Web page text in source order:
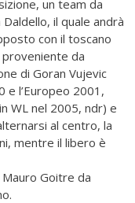
un team da
il quale andrà
con il toscano
proveniente da
di Goran Vujevic
e l’Europeo 2001,
WL nel 2005, ndr) e
al centro, la
mentre il libero è
Mauro Goitre da